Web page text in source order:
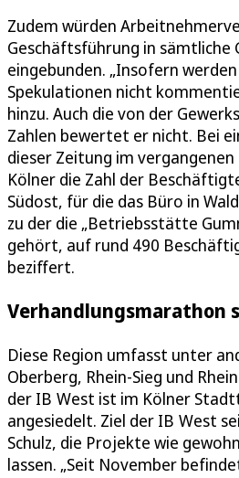
Zudem würden
Geschäftsführung in sämtliche
eingebunden. „Insofern
Spekulationen nicht
hinzu. Auch die von der
Zahlen bewertet er nicht. Bei
dieser Zeitung im
Kölner die Zahl der
Südost, für die das Büro in
zu der die „Betriebsstätte
gehört, auf rund 490
beziffert.
Verhandlungsmarathon
Diese Region umfasst unter
Oberberg, Rhein-Sieg und
der IB West ist im Kölner
angesiedelt. Ziel der IB West
Schulz, die Projekte wie
lassen. „Seit November